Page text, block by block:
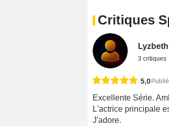
Critiques
3 critiques
5,0
Excellente Série.
L'actrice principale
J'adore.